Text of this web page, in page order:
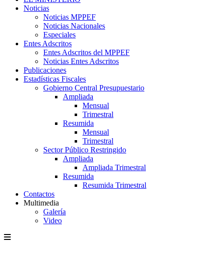
Noticias
Noticias MPPEF
Noticias Nacionales
Especiales
Entes Adscritos
Entes Adscritos del MPPEF
Noticias Entes Adscritos
Publicaciones
Estadísticas Fiscales
Gobierno Central Presupuestario
Ampliada
Mensual
Trimestral
Resumida
Mensual
Trimestral
Sector Público Restringido
Ampliada
Ampliada Trimestral
Resumida
Resumida Trimestral
Contactos
Multimedia
Galería
Video